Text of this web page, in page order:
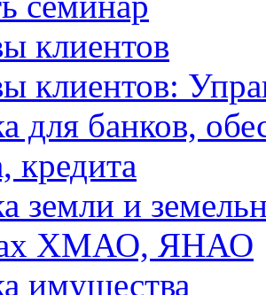
клиентов
клиентов:
для банков,
кредита
земли и
ХМАО, ЯНАО
имущества